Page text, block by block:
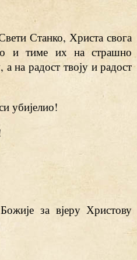
Станко, Христа свога
и тиме их на страшно
а на радост твоју и радост
убијелио!
за вјеру Христову